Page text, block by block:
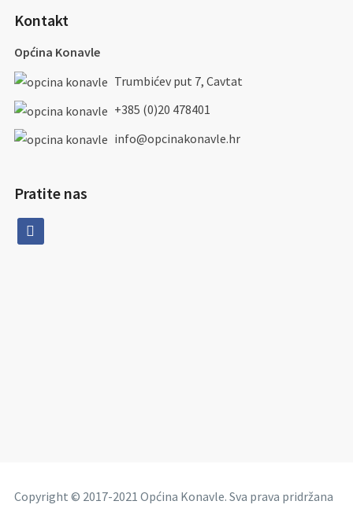
Kontakt
Općina Konavle
Trumbićev put 7, Cavtat
+385 (0)20 478401
info@opcinakonavle.hr
Pratite nas
facebook
Copyright © 2017-2021 Općina Konavle. Sva prava pridržana